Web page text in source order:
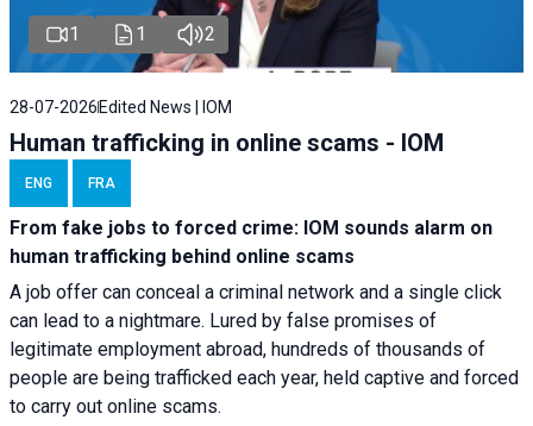
1 1 2
28-07-2026 Edited News | IOM
Human trafficking in online scams - IOM
ENG FRA
From fake jobs to forced crime: IOM sounds alarm on
human trafficking behind online scams
A job offer can conceal a criminal network and a single click
can lead to a nightmare. Lured by false promises of
legitimate employment abroad, hundreds of thousands of
people are being trafficked each year, held captive and forced
to carry out online scams.